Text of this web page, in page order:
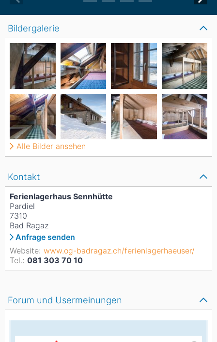
Kontakt
Ferienlagerhaus Sennhütte
Pardiel
7310
Bad Ragaz
Anfrage senden
Website: www.og-badragaz.ch/ferienlagerhaeuser/
Tel.: 081 303 70 10
Bildergalerie
Alle Bilder ansehen
Forum und Usermeinungen